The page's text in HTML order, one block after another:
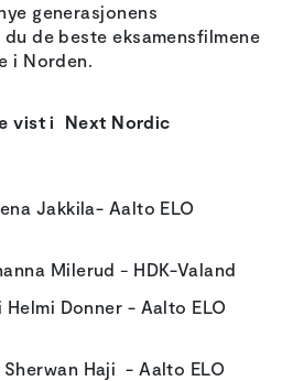
generasjonens
de beste eksamensfilmene
i Norden.
vist i Next Nordic
Jakkila- Aalto ELO
Milerud- HDK-Valand
Helmi Donner - Aalto ELO
Sherwan Haji - Aalto ELO